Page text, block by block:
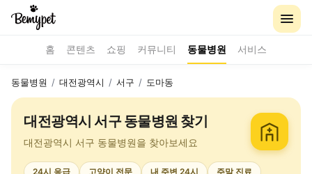
홈 콘텐츠 쇼핑 커뮤니티 동물병원 서비스
동물병원 / 대전광역시 / 서구 / 도마동
대전광역시 서구 동물병원 찾기
대전광역시 서구 동물병원을 찾아보세요
24시 응급 고양이 전문 내 주변 24시 주말 진료